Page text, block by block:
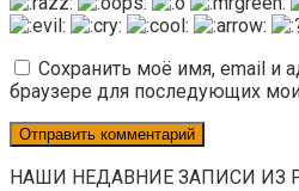
Сохранить моё имя, email и
браузере для последующих
НАШИ НЕДАВНИЕ ЗАПИСИ ИЗ